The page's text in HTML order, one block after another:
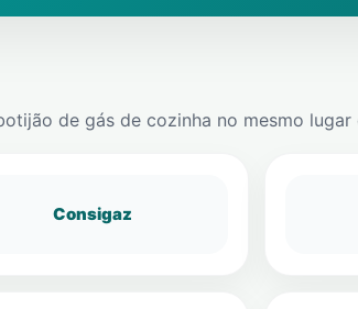
de gás de cozinha no mesmo lugar
Consigaz